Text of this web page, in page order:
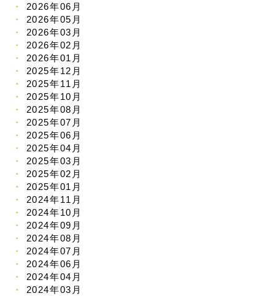
2026年06月
2026年05月
2026年03月
2026年02月
2026年01月
2025年12月
2025年11月
2025年10月
2025年08月
2025年07月
2025年06月
2025年04月
2025年03月
2025年02月
2025年01月
2024年11月
2024年10月
2024年09月
2024年08月
2024年07月
2024年06月
2024年04月
2024年03月